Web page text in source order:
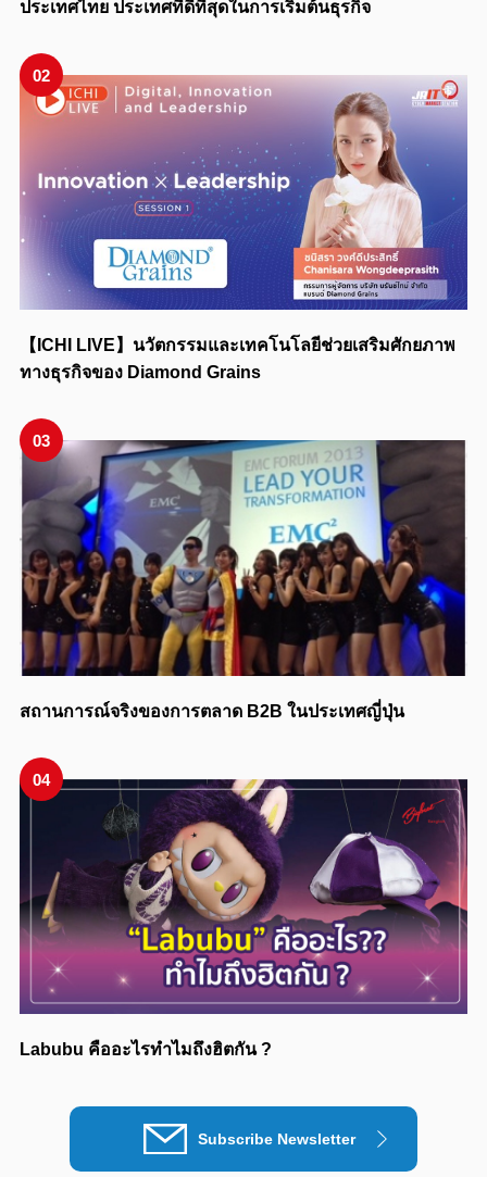
ประเทศไทย ประเทศที่ดีที่สุดในการเริ่มต้นธุรกิจ
02
【ICHI LIVE】นวัตกรรมและเทคโนโลยีช่วยเสริมศักยภาพ
ทางธุรกิจของ Diamond Grains
03
สถานการณ์จริงของการตลาด B2B ในประเทศญี่ปุ่น
04
Labubu คืออะไรทำไมถึงฮิตกัน ?
Subscribe Newsletter